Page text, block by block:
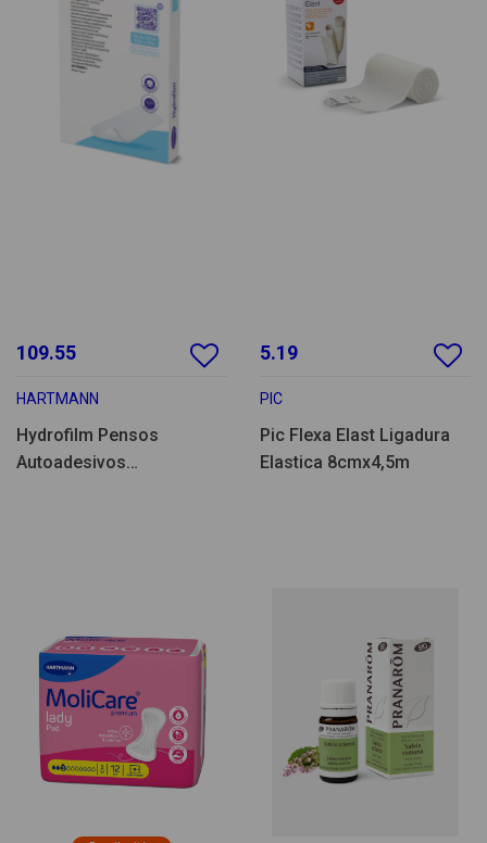
109.55
HARTMANN
Hydrofilm Pensos
Autoadesivos
5.19
PIC
Pic Flexa Elast Ligadura
Elastica 8cmx4,5m